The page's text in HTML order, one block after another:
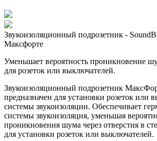
Звукоизоляционный подрозетник -
Максфорте
Уменьшает вероятность проникновение
для розеток или выключателей.
Звукоизоляционный подрозетник
предназначен для установки розеток или
системы звукоизоляции. Обеспечивает
системы звукоизоляция, уменьшая
проникновения шума через отверстия в
для установки розеток или выключателей.